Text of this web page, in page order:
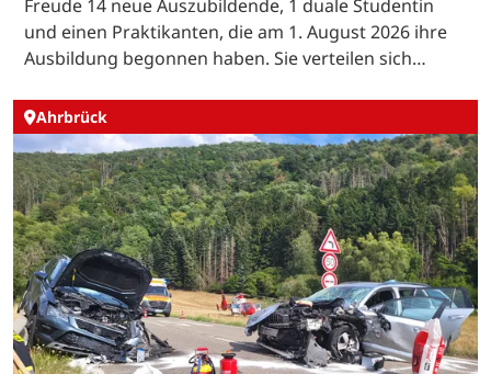
Freude 14 neue Auszubildende, 1 duale Studentin
und einen Praktikanten, die am 1. August 2026 ihre
Ausbildung begonnen haben. Sie verteilen sich…
Ahrbrück